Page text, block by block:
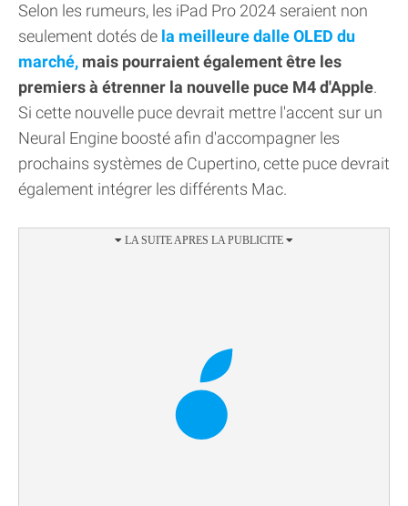
Selon les rumeurs, les iPad Pro 2024 seraient non
seulement dotés de la meilleure dalle OLED du
marché, mais pourraient également être les
premiers à étrenner la nouvelle puce M4 d'Apple.
Si cette nouvelle puce devrait mettre l'accent sur un
Neural Engine boosté afin d'accompagner les
prochains systèmes de Cupertino, cette puce devrait
également intégrer les différents Mac.